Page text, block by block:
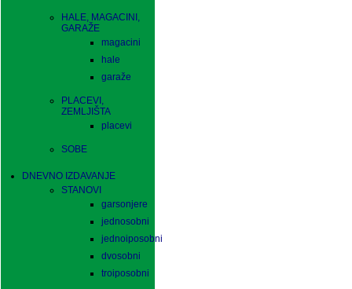
HALE, MAGACINI,
GARAŽE
magacini
hale
garaže
PLACEVI,
ZEMLJIŠTA
placevi
SOBE
DNEVNO IZDAVANJE
STANOVI
garsonjere
jednosobni
jednoiposobni
dvosobni
troiposobni